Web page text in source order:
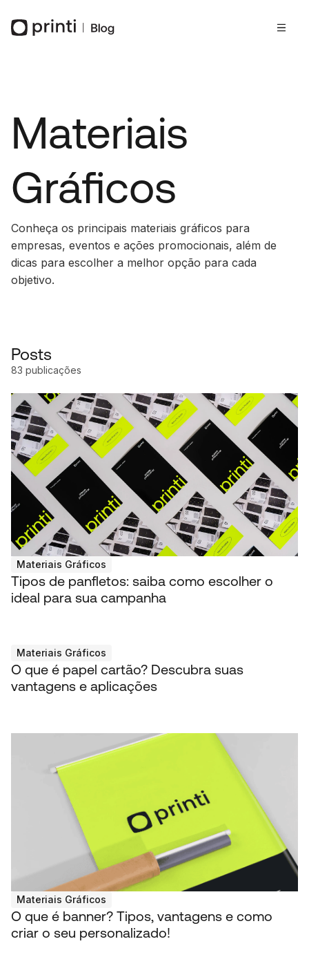
Materiais
Gráficos
Conheça os principais materiais gráficos para
empresas, eventos e ações promocionais, além de
dicas para escolher a melhor opção para cada
objetivo.
Posts
83 publicações
Materiais Gráficos
Tipos de panfletos: saiba como escolher o
ideal para sua campanha
Materiais Gráficos
O que é papel cartão? Descubra suas
vantagens e aplicações
Materiais Gráficos
O que é banner? Tipos, vantagens e como
criar o seu personalizado!